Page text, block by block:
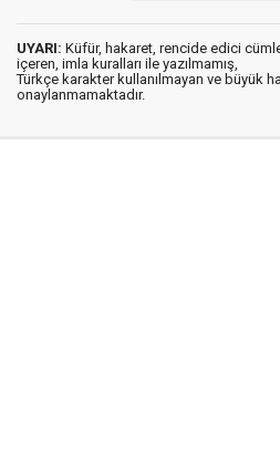
UYARI: Küfür, hakaret, rencide edici
içeren, imla kuralları ile yazılmamış,
Türkçe karakter kullanılmayan ve büyük
onaylanmamaktadır.